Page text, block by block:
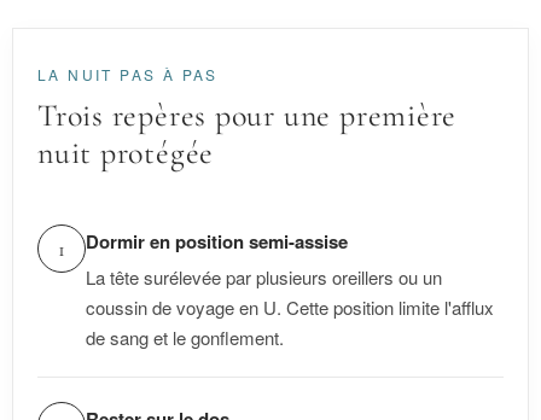
LA NUIT PAS À PAS
Trois repères pour une première
nuit protégée
1 Dormir en position semi-assise
La tête surélevée par plusieurs oreillers ou un
coussin de voyage en U. Cette position limite l'afflux
de sang et le gonflement.